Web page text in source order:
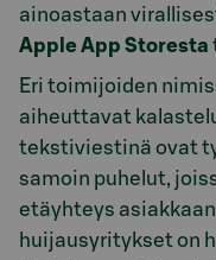
ainoastaan
Apple App Storesta
Eri toimijoiden
aiheuttavat
tekstiviestinä ovat
samoin puhelut,
etäyhteys
huijausyritykset on